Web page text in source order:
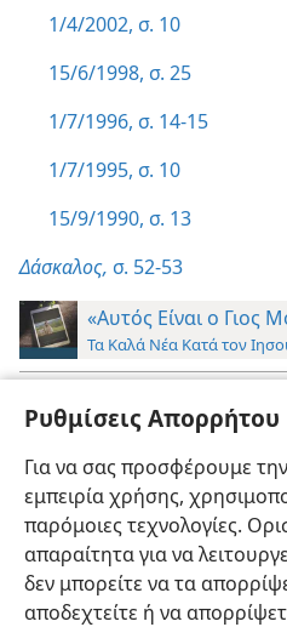
Ρυθμίσεις Απορρήτου
Για να σας προσφέρουμε
εμπειρία χρήσης,
παρόμοιες τεχνολογίες.
απαραίτητα για να
δεν μπορείτε να τα
αποδεχτείτε ή να
1/4/2002, σ. 10
15/6/1998, σ. 25
1/7/1996, σ. 14-15
1/7/1995, σ. 10
15/9/1990, σ. 13
Δάσκαλος, σ. 52-53
«Αυτός Είναι ο Γιος
Τα Καλά Νέα Κατά τον
Βάφτισμα
15:04)